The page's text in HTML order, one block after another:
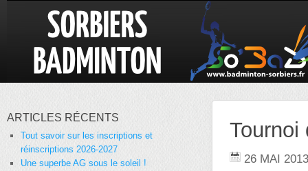
Tournoi
26 MAI 2013
ARTICLES RÉCENTS
Tout savoir sur les inscriptions et
réinscriptions 2026-2027
Une superbe AG sous le soleil !